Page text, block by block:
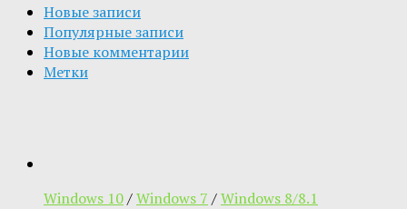
Новые записи
Популярные записи
Новые комментарии
Метки
Windows 10/Windows 7 /Windows 8/8.1